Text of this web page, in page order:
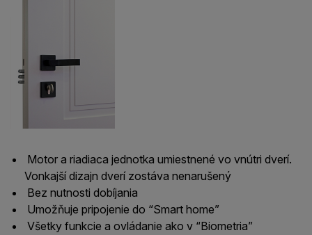
Motor a riadiaca jednotka umiestnené vo vnútri dverí.
Vonkajší dizajn dverí zostáva nenarušený
Bez nutnosti dobíjania
Umožňuje pripojenie do “Smart home”
Všetky funkcie a ovládanie ako v “Biometria”